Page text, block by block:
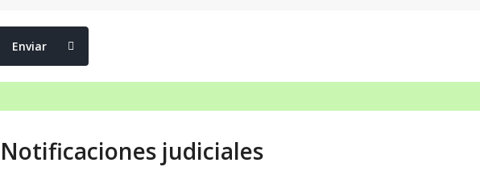
Enviar
Notificaciones judiciales